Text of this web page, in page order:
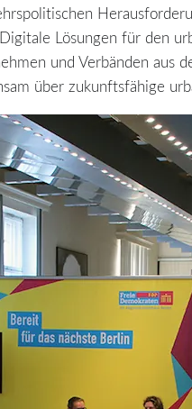
Lösungen für den
und Verbänden aus
über zukunftsfähige